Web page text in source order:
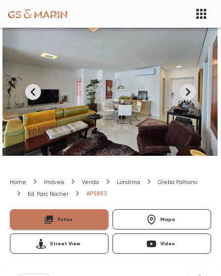
Home Imóveis Venda Londrina
Gleba Palhano
Ed. Parc Rocher
AP5853
Fotos Mapa
Street View Vídeo